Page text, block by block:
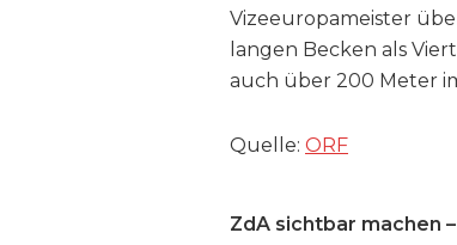
Vizeeuropameister
langen Becken als
auch über 200 Meter
Quelle: ORF
ZdA sichtbar machen